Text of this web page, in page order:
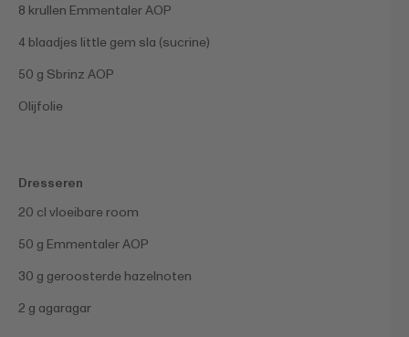
8 krullen Emmentaler AOP
4 blaadjes little gem sla (sucrine)
50 g Sbrinz AOP
Olijfolie
Dresseren
20 cl vloeibare room
50 g Emmentaler AOP
30 g geroosterde hazelnoten
2 g agaragar